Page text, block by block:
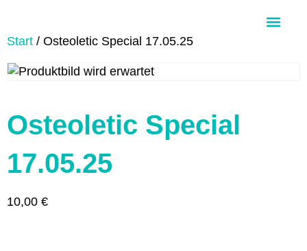
Start / Osteoletic Special 17.05.25
Osteoletic Special
17.05.25
10,00 €